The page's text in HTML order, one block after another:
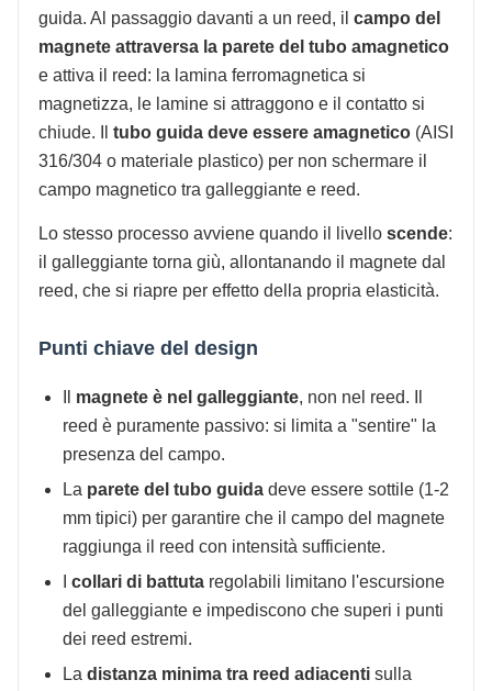
guida. Al passaggio davanti a un reed, il campo del
magnete attraversa la parete del tubo amagnetico
e attiva il reed: la lamina ferromagnetica si
magnetizza, le lamine si attraggono e il contatto si
chiude. Il tubo guida deve essere amagnetico (AISI
316/304 o materiale plastico) per non schermare il
campo magnetico tra galleggiante e reed.
Lo stesso processo avviene quando il livello scende:
il galleggiante torna giù, allontanando il magnete dal
reed, che si riapre per effetto della propria elasticità.
Punti chiave del design
magnete è nel galleggiante, non nel reed. Il
reed è puramente passivo: si limita a "sentire" la
presenza del campo.
La parete del tubo guida deve essere sottile (1-2
mm tipici) per garantire che il campo del magnete
raggiunga il reed con intensità sufficiente.
collari di battuta regolabili limitano l'escursione
del galleggiante e impediscono che superi i punti
dei reed estremi.
La distanza minima tra reed adiacenti sulla